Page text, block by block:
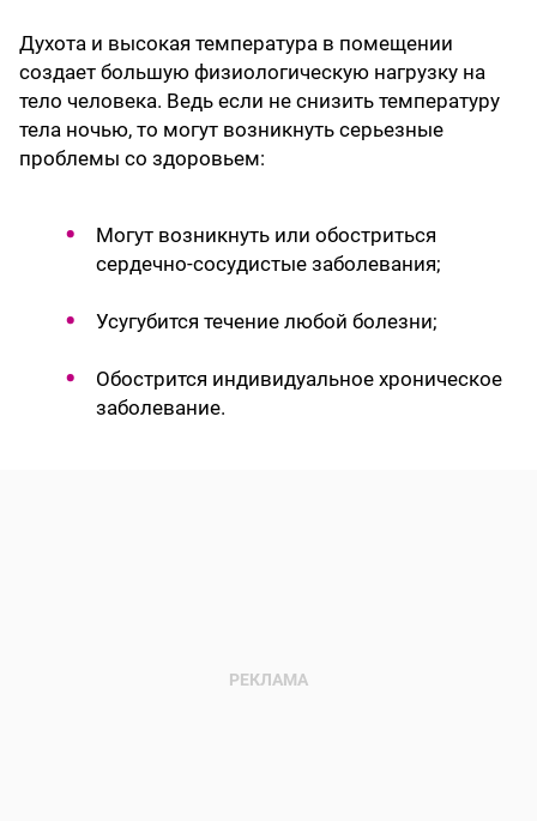
Духота и высокая температура в помещении
создает большую физиологическую нагрузку на
тело человека. Ведь если не снизить температуру
тела ночью, то могут возникнуть серьезные
проблемы со здоровьем:
Могут возникнуть или обостриться
сердечно-сосудистые заболевания;
Усугубится течение любой болезни;
Обострится индивидуальное хроническое
заболевание.